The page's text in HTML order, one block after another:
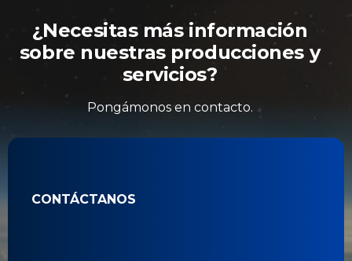
¿Necesitas más información
sobre nuestras producciones y
servicios?
Pongámonos en contacto.
CONTÁCTANOS